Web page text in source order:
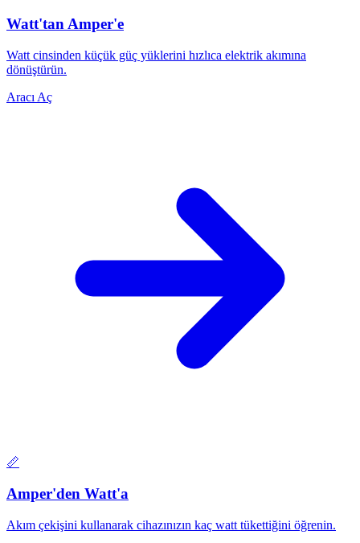
Watt'tan Amper'e
Watt cinsinden küçük güç yüklerini hızlıca elektrik akımına
dönüştürün.
Aracı Aç
📏
Amper'den Watt'a
Akım çekişini kullanarak cihazınızın kaç watt tükettiğini öğrenin.